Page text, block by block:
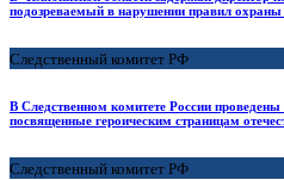
подозреваемый в нарушении правил
Следственный комитет РФ
В Следственном комитете России проведены
посвященные героическим страницам
Следственный комитет РФ